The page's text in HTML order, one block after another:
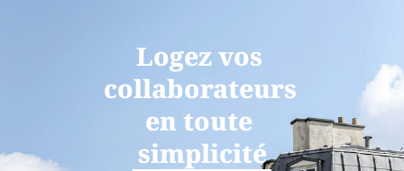
Logez vos
collaborateurs
en toute
simplicité